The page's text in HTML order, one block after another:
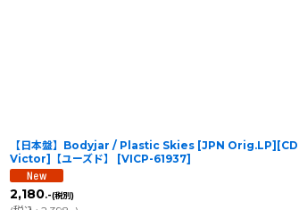
【日本盤】Bodyjar / Plastic Skies [JPN Orig.LP][CD |
Victor]【ユーズド】
[VICP-61937]
2,180.-(税別)